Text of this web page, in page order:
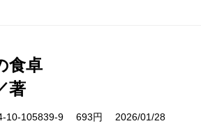
食卓
著
10-105839-9 693円 2026/01/28